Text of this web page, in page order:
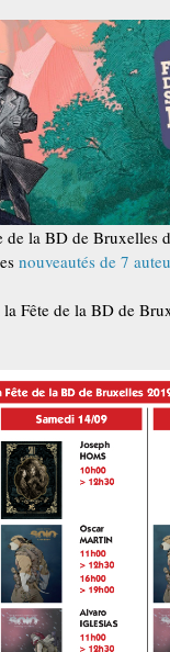
de la BD de Bruxelles
nouveautés de 7
la Fête de la BD de